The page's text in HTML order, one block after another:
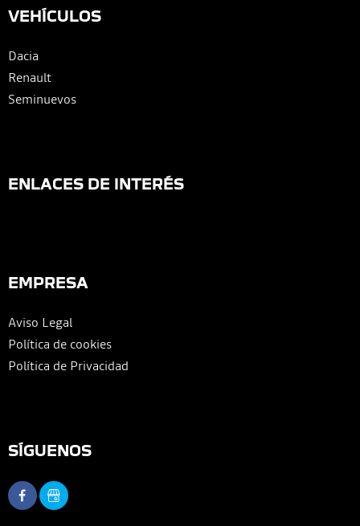
VEHÍCULOS
Dacia
Renault
Seminuevos
ENLACES DE INTERÉS
EMPRESA
Aviso Legal
Política de cookies
Política de Privacidad
SÍGUENOS